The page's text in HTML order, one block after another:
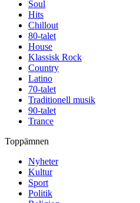
Soul
Hits
Chillout
80-talet
House
Klassisk Rock
Country
Latino
70-talet
Traditionell musik
90-talet
Trance
Toppämnen
Nyheter
Kultur
Sport
Politik